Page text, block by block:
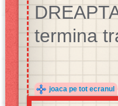
termina
joaca pe tot ecranul